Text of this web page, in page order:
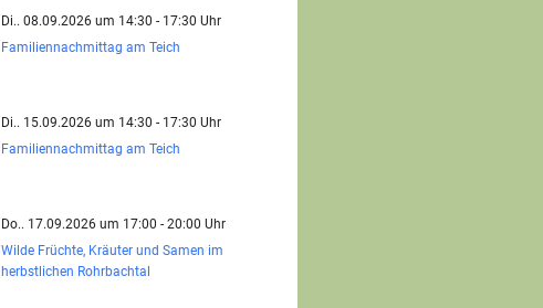
Di.. 08.09.2026 um 14:30 - 17:30 Uhr
Familiennachmittag am Teich
Di.. 15.09.2026 um 14:30 - 17:30 Uhr
Familiennachmittag am Teich
Do.. 17.09.2026 um 17:00 - 20:00 Uhr
Wilde Früchte, Kräuter und Samen im
herbstlichen Rohrbachtal